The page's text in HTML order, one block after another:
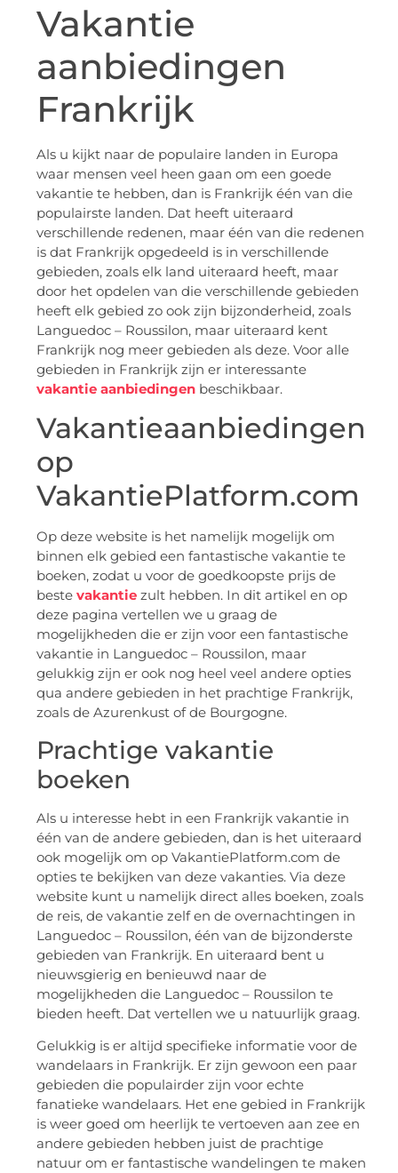
Vakantie
aanbiedingen
Frankrijk
Als u kijkt naar de populaire landen in Europa
waar mensen veel heen gaan om een goede
vakantie te hebben, dan is Frankrijk één van die
populairste landen. Dat heeft uiteraard
verschillende redenen, maar één van die redenen
is dat Frankrijk opgedeeld is in verschillende
gebieden, zoals elk land uiteraard heeft, maar
door het opdelen van die verschillende gebieden
heeft elk gebied zo ook zijn bijzonderheid, zoals
Languedoc – Roussilon, maar uiteraard kent
Frankrijk nog meer gebieden als deze. Voor alle
gebieden in Frankrijk zijn er interessante
vakantie aanbiedingen beschikbaar.
Vakantieaanbiedingen
op
VakantiePlatform.com
Op deze website is het namelijk mogelijk om
binnen elk gebied een fantastische vakantie te
boeken, zodat u voor de goedkoopste prijs de
beste vakantie zult hebben. In dit artikel en op
deze pagina vertellen we u graag de
mogelijkheden die er zijn voor een fantastische
vakantie in Languedoc – Roussilon, maar
gelukkig zijn er ook nog heel veel andere opties
qua andere gebieden in het prachtige Frankrijk,
zoals de Azurenkust of de Bourgogne.
Prachtige vakantie
boeken
Als u interesse hebt in een Frankrijk vakantie in
één van de andere gebieden, dan is het uiteraard
ook mogelijk om op VakantiePlatform.com de
opties te bekijken van deze vakanties. Via deze
website kunt u namelijk direct alles boeken, zoals
de reis, de vakantie zelf en de overnachtingen in
Languedoc – Roussilon, één van de bijzonderste
gebieden van Frankrijk. En uiteraard bent u
nieuwsgierig en benieuwd naar de
mogelijkheden die Languedoc – Roussilon te
bieden heeft. Dat vertellen we u natuurlijk graag.
Gelukkig is er altijd specifieke informatie voor de
wandelaars in Frankrijk. Er zijn gewoon een paar
gebieden die populairder zijn voor echte
fanatieke wandelaars. Het ene gebied in Frankrijk
is weer goed om heerlijk te vertoeven aan zee en
andere gebieden hebben juist de prachtige
natuur om er fantastische wandelingen te maken